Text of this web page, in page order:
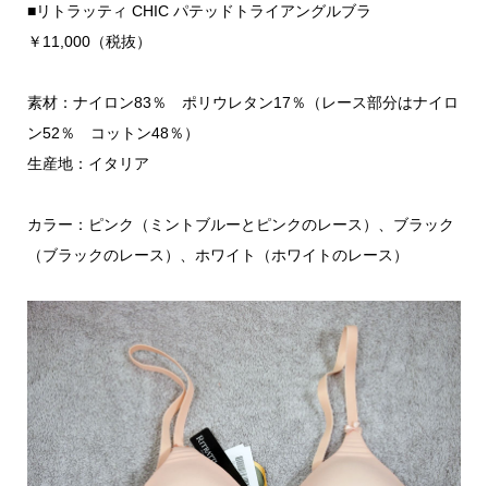
■リトラッティ CHIC パテッドトライアングルブラ
￥11,000（税抜）
素材：ナイロン83％ ポリウレタン17％（レース部分はナイロ
ン52％ コットン48％）
生産地：イタリア
カラー：ピンク（ミントブルーとピンクのレース）、ブラック
（ブラックのレース）、ホワイト（ホワイトのレース）